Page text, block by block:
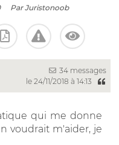
ParJuristonoob
34 messages
le 24/11/2018 à 14:13
qui me donne
voudrait m'aider, je